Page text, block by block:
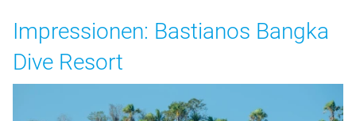
Impressionen: Bastianos Bangka
Dive Resort